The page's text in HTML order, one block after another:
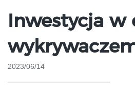
Inwestycja
2023/06/14